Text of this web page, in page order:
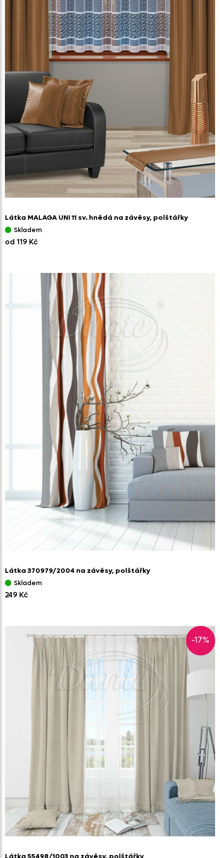
Látka MALAGA UNI 11 sv. hnědá na závěsy, polštářky
Skladem
od 119 Kč
Látka 370979/2004 na závěsy, polštářky
Skladem
249 Kč
-17%